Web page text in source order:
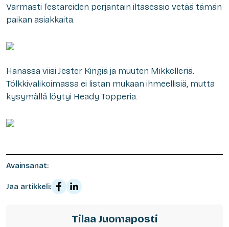
Varmasti festareiden perjantain iltasessio vetää tämän
paikan asiakkaita.
Hanassa viisi Jester Kingiä ja muuten Mikkelleriä.
Tölkkivalikoimassa ei listan mukaan ihmeellisiä, mutta
kysymällä löytyi Heady Topperia.
Avainsanat:
Jaa artikkeli:
Tilaa Juomaposti